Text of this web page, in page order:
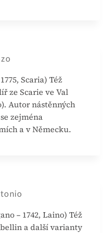
Scaria) Též
ze Scarie ve Val
Autor nástěnných
zejména
a v Německu.
– 1742, Laino) Též
a další varianty